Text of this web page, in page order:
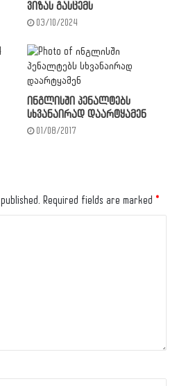
ვიზას გასცემს
03/10/2024
ინგლისში პენალტებს
სხვანაირად დაარტყამენ
01/08/2017
Required fields are marked *